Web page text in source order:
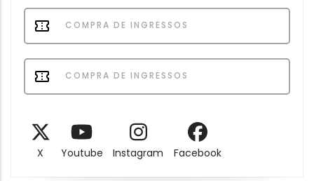
COMPRA DE INGRESSOS
COMPRA DE INGRESSOS
X Youtube Instagram Facebook